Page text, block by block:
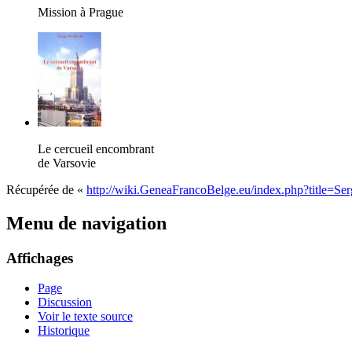
Mission à Prague
Le cercueil encombrant
de Varsovie
Récupérée de « http://wiki.GeneaFrancoBelge.eu/
Menu de navigation
Affichages
Page
Discussion
Voir le texte source
Historique